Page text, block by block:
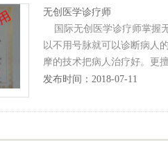
无创医学诊疗师
国际无创医学诊疗师掌握
以不用号脉就可以诊断病人
摩的技术把病人治疗好。更
发布时间：2018-07-11